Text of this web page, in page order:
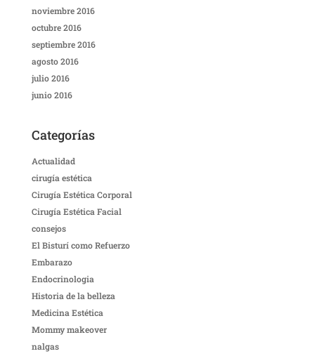
noviembre 2016
octubre 2016
septiembre 2016
agosto 2016
julio 2016
junio 2016
Categorías
Actualidad
cirugía estética
Cirugía Estética Corporal
Cirugía Estética Facial
consejos
El Bisturí como Refuerzo
Embarazo
Endocrinologia
Historia de la belleza
Medicina Estética
Mommy makeover
nalgas